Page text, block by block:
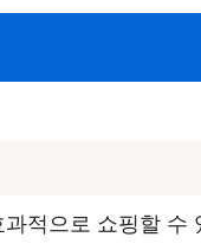
적으로 쇼핑할 수